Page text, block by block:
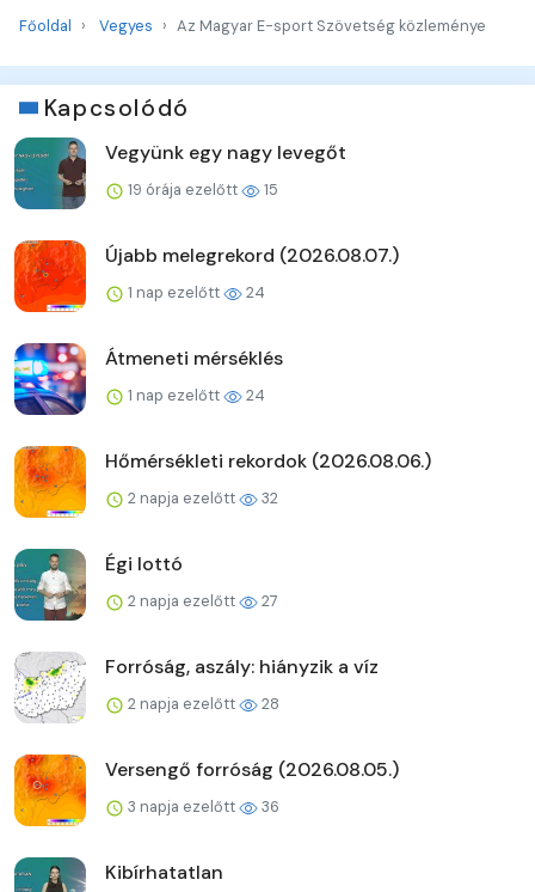
Főoldal Vegyes Az Magyar E-sport Szövetség közleménye
Kapcsolódó
Vegyünk egy nagy levegőt
19 órája ezelőtt 15
Újabb melegrekord (2026.08.07.)
1 nap ezelőtt 24
Átmeneti mérséklés
1 nap ezelőtt 24
Hőmérsékleti rekordok (2026.08.06.)
2 napja ezelőtt 32
Égi lottó
2 napja ezelőtt 27
Forróság, aszály: hiányzik a víz
2 napja ezelőtt 28
Versengő forróság (2026.08.05.)
3 napja ezelőtt 36
Kibírhatatlan